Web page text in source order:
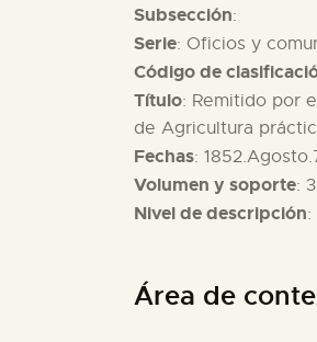
Subsección:
Serie: Oficios y
Código de
Título: Remitido por
de Agricultura
Fechas:
Volumen y soporte: 3
Nivel de descripción:
Área de